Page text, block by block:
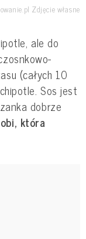
Zdjęcie własne
ale do
(całych 10
Sos jest
dobrze
która